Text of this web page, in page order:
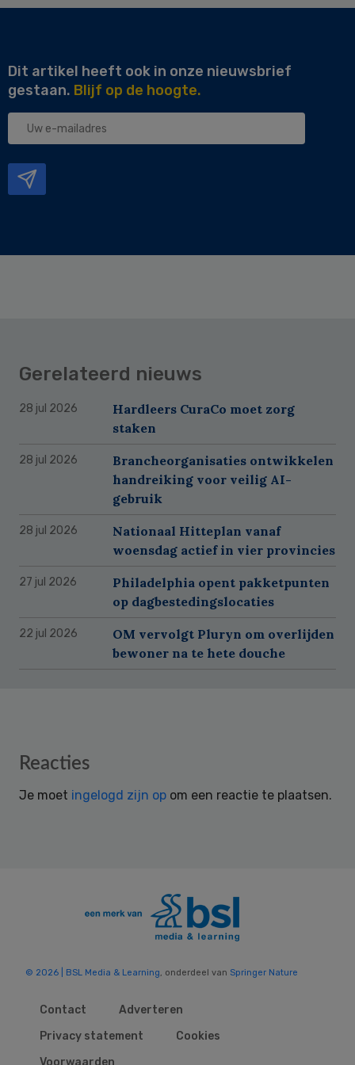
Dit artikel heeft ook in onze nieuwsbrief
gestaan. Blijf op de hoogte.
Uw
Gerelateerd nieuws
28 jul 2026
Hardleers CuraCo moet zorg
staken
28 jul 2026
Brancheorganisaties ontwikkelen
handreiking voor veilig AI-
gebruik
28 jul 2026
Nationaal Hitteplan vanaf
woensdag actief in vier provincies
27 jul 2026
Philadelphia opent pakketpunten
op dagbestedingslocaties
22 jul 2026
OM vervolgt Pluryn om overlijden
bewoner na te hete douche
Reader
Reacties
Je moet ingelogd zijn op om een reactie te plaatsen.
© 2026 | BSL Media & Learning, onderdeel van Springer Nature
Contact
Adverteren
Privacy statement
Cookies
Voorwaarden